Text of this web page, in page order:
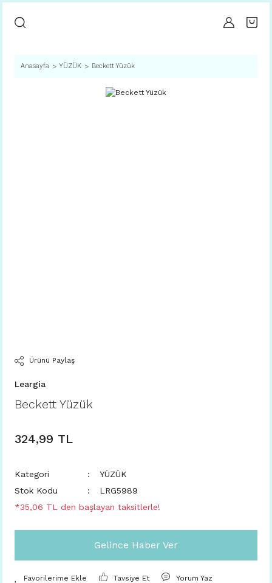
Anasayfa YÜZÜK Beckett Yüzük
Ürünü Paylaş
Leargia
Beckett Yüzük
324,99 TL
Kategori
YÜZÜK
Stok Kodu
LRG5989
*35,06 TL den başlayan taksitlerle!
Gelince Haber Ver
Tavsiye Et Yorum Yaz